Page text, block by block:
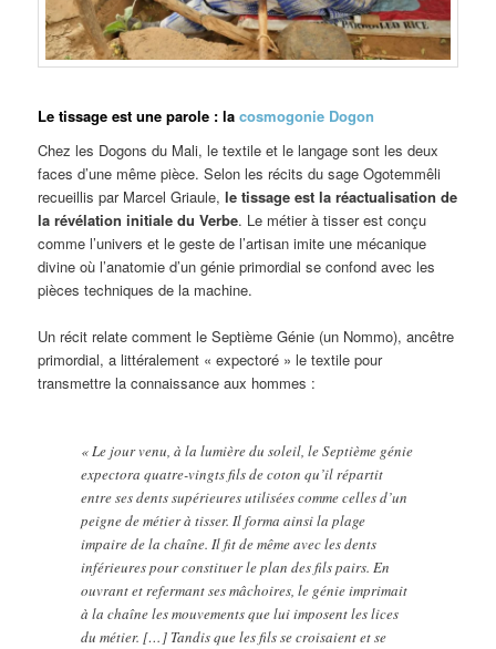
Le tissage est une parole : lacosmogonie Dogon
Chez les Dogons du Mali, le textile et le langage sont les deux
faces d’une même pièce. Selon les récits du sage Ogotemmêli
recueillis par Marcel Griaule,le tissage est la réactualisation de
la révélation initiale du Verbe. Le métier à tisser est conçu
comme l’univers et le geste de l’artisan imite une mécanique
divine où l’anatomie d’un génie primordial se confond avec les
pièces techniques de la machine.
Un récit relate comment le Septième Génie (un Nommo), ancêtre
primordial, a littéralement « expectoré » le textile pour
transmettre la connaissance aux hommes :
« Le jour venu, à la lumière du soleil, le Septième génie
expectora quatre-vingts fils de coton qu’il répartit
entre ses dents supérieures utilisées comme celles d’un
peigne de métier à tisser. Il forma ainsi la plage
impaire de la chaîne. Il fit de même avec les dents
inférieures pour constituer le plan des fils pairs. En
ouvrant et refermant ses mâchoires, le génie imprimait
à la chaîne les mouvements que lui imposent les lices
du métier. […] Tandis que les fils se croisaient et se